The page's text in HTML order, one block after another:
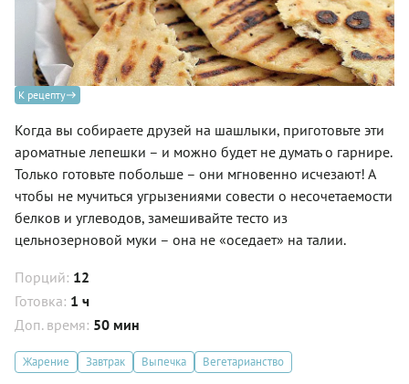
К рецепту
Когда вы собираете друзей на шашлыки, приготовьте эти
ароматные лепешки – и можно будет не думать о гарнире.
Только готовьте побольше – они мгновенно исчезают! А
чтобы не мучиться угрызениями совести о несочетаемости
белков и углеводов, замешивайте тесто из
цельнозерновой муки – она не «оседает» на талии.
Порций: 12
Готовка: 1 ч
Доп. время: 50 мин
Жарение Завтрак Выпечка Вегетарианство